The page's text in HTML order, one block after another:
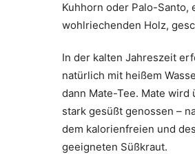
Kuhhorn oder Palo-Santo,
wohlriechenden Holz,
In der kalten Jahreszeit
natürlich mit heißem
dann Mate-Tee. Mate
stark gesüßt genossen –
dem kalorienfreien und
geeigneten Süßkraut.